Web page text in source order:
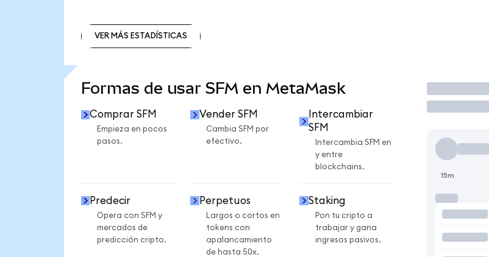
VER MÁS ESTADÍSTICAS
Formas de usar SFM en MetaMask
Comprar SFM
Empieza en pocos
pasos.
Vender SFM
Cambia SFM por
efectivo.
Intercambiar
SFM
Intercambia SFM en
y entre
blockchains.
Predecir
Opera con SFM y
mercados de
predicción cripto.
Perpetuos
Largos o cortos en
tokens con
apalancamiento
de hasta 50x.
Staking
Pon tu cripto a
trabajar y gana
ingresos pasivos.
Operar
15m